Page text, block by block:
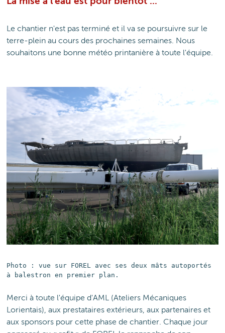
Le chantier n'est pas terminé et il va se poursuivre sur le
terre-plein au cours des prochaines semaines. Nous
souhaitons une bonne météo printanière à toute l'équipe.
Photo : vue sur FOREL avec ses deux mâts autoportés
à balestron en premier plan.
Merci à toute l'équipe d'AML (Ateliers Mécaniques
Lorientais), aux prestataires extérieurs, aux partenaires et
aux sponsors pour cette phase de chantier. Chaque jour